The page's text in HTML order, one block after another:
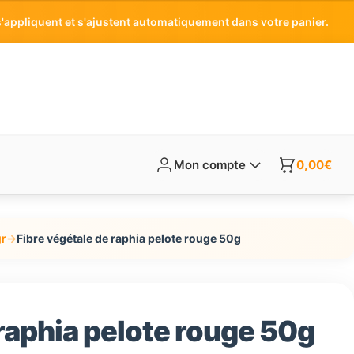
et s'ajustent automatiquement dans votre panier.
Mon compte 0,00€
→Fibre végétale de raphia pelote rouge 50g
pelote rouge 50g